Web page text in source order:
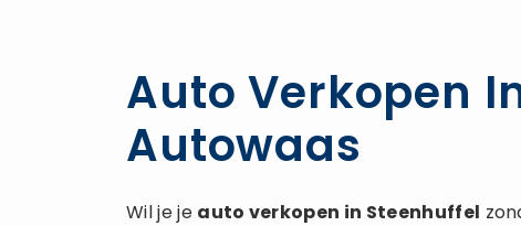
Auto Verkopen
Autowaas
Wil je je auto verkopen in Steenhuffel